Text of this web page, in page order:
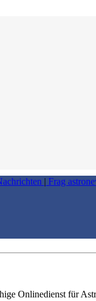
| Frag
Onlinedienst für